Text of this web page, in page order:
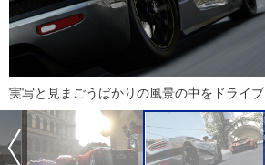
実写と見まごうばかりの風景の中をドライブ